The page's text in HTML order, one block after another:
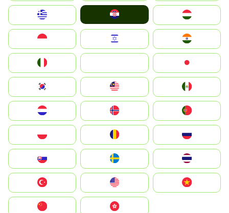
Magyarország
South Korea
United States
中國香港特別行政區